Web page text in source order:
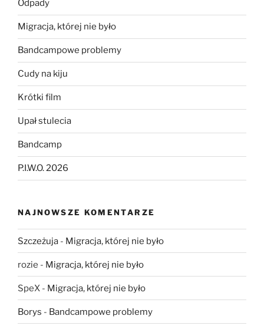
Odpady
Migracja, której nie było
Bandcampowe problemy
Cudy na kiju
Krótki film
Upał stulecia
Bandcamp
P.I.W.O. 2026
NAJNOWSZE KOMENTARZE
Szczeżuja - Migracja, której nie było
rozie - Migracja, której nie było
SpeX - Migracja, której nie było
Borys - Bandcampowe problemy